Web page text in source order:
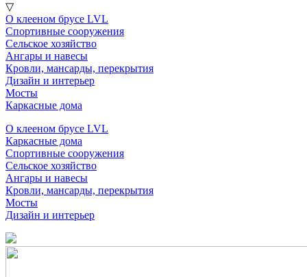
▽
О клееном брусе LVL
Спортивные сооружения
Сельское хозяйство
Ангары и навесы
Кровли, мансарды, перекрытия
Дизайн и интерьер
Мосты
Каркасные дома
О клееном брусе LVL
Каркасные дома
Спортивные сооружения
Сельское хозяйство
Ангары и навесы
Кровли, мансарды, перекрытия
Мосты
Дизайн и интерьер